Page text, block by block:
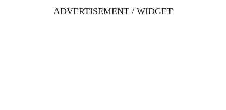
ADVERTISEMENT / WIDGET